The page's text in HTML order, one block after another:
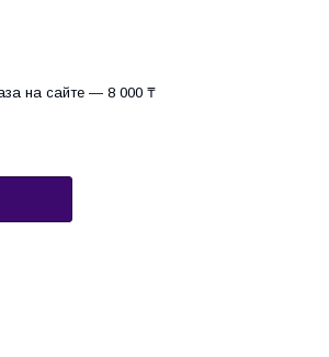
на сайте — 8 000 ₸